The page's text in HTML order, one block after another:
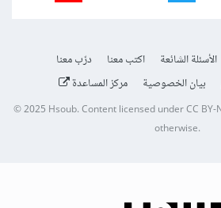
الأسئلة الشائعة اكتب معنا
درّب معنا
بيان الخصوصية مركز المساعدة
© 2025Hsoub.Content licensed underCC
otherwise.